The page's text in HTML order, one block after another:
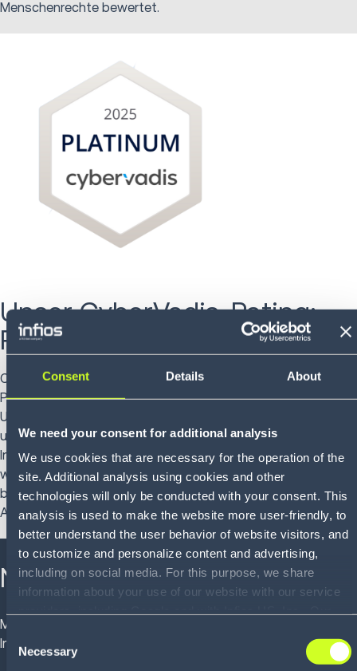
Consent Details About
We need your consent for additional analysis
We use cookies that are necessary for the operation of the
site. Additional analysis using cookies and other
technologies will only be conducted with your consent. This
analysis is used to make the website more user-friendly, to
better understand the user behavior of website visitors, and
to customize and personalize content and advertising,
including on social media. For this purpose, we share
information about your use of our website with our service
data that you have provided to them or that they have
collected as part of your use of the services. By consenting
Selection
Necessary
Menschenrechte bewertet.
Unser CyberVadis-Rating:
Platinum
CyberVadis, eine Tochtergesellschaft von EcoVadis, ist eine
Plattform zur Bewertung der Cybersicherheitsstandards von
Unternehmen. Die Sicherheitsarchitektur von Körber sowie
unsere Maßnahmen zum Schutz der Vertraulichkeit,
Integrität und Verfügbarkeit von Daten und Informationen
wurden mit 967 von 1.000 Punkten als ausgezeichnet
bewertet und mit der Platin-Medaille – der höchsten
Auszeichnung – geehrt.
Nachhaltigkeitsbericht
Möchten Sie mehr über die Nachhaltigkeitsbemühungen von
Infios erfahren?